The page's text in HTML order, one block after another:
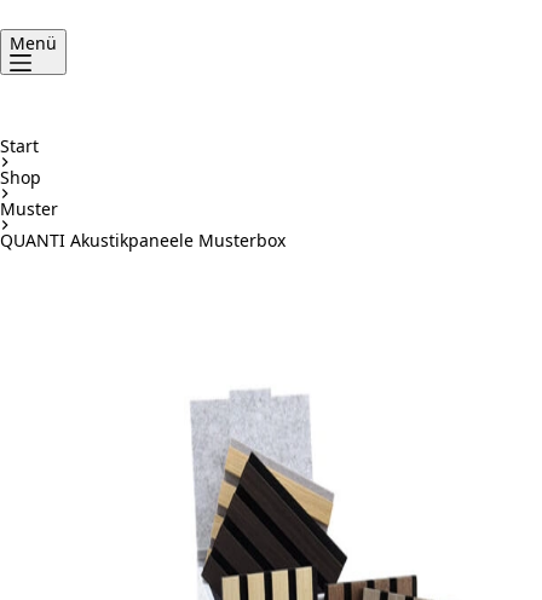
Menü
Start
Shop
Muster
QUANTI Akustikpaneele Musterbox